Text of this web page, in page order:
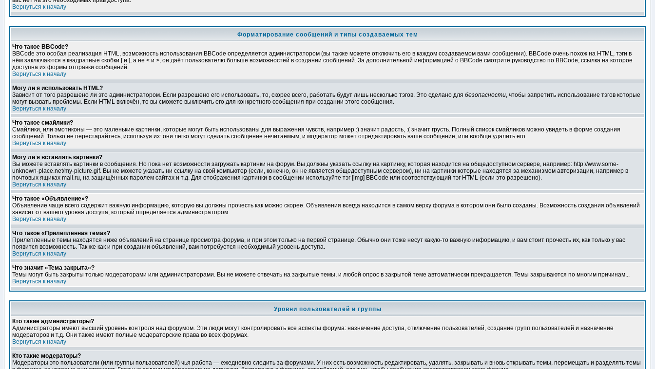
Вернуться к началу
Форматирование сообщений и типы создаваемых тем
Что такое BBCode?
BBCode это особая реализация HTML, возможность использования BBCode определяется администратором (вы также можете отключить его в каждом создаваемом вами сообщении). BBCode очень похож на HTML, тэги в
нём заключаются в квадратные скобки [ и ], а не < и >, он даёт пользователю больше возможностей в создании сообщений. За дополнительной информацией о BBCode смотрите руководство по BBCode, ссылка на которое
доступна из формы отправки сообщений.
Вернуться к началу
Могу ли я использовать HTML?
Зависит от того разрешено ли это администратором. Если разрешено его использовать, то, скорее всего, работать будут лишь несколько тэгов. Это сделано для безопасности, чтобы запретить использование тэгов которые
могут вызвать проблемы. Если HTML включён, то вы сможете выключить его для конкретного сообщения при создании этого сообщения.
Вернуться к началу
Что такое смайлики?
Смайлики, или эмотиконы — это маленькие картинки, которые могут быть использованы для выражения чувств, например :) значит радость, :( значит грусть. Полный список смайликов можно увидеть в форме создания
сообщений. Только не перестарайтесь, используя их: они легко могут сделать сообщение нечитаемым, и модератор может отредактировать ваше сообщение, или вообще удалить его.
Вернуться к началу
Могу ли я вставлять картинки?
Вы можете вставлять картинки в сообщения. Но пока нет возможности загружать картинки на форум. Вы должны указать ссылку на картинку, которая находится на общедоступном сервере, например: http://www.some-
unknown-place.net/my-picture.gif. Вы не можете указать ни ссылку на свой компьютер (если, конечно, он не является общедоступным сервером), ни на картинки которые находятся за механизмом авторизации, например в
почтовых ящиках mail.ru, на защищённых паролем сайтах и т.д. Для отображения картинки в сообщении используйте тэг [img] BBCode или соответствующий тэг HTML (если это разрешено).
Вернуться к началу
Что такое «Объявление»?
Объявление чаще всего содержит важную информацию, которую вы должны прочесть как можно скорее. Объявления всегда находится в самом верху форума в котором они было созданы. Возможность создания объявлений
зависит от вашего уровня доступа, который определяется администратором.
Вернуться к началу
Что такое «Прилепленная тема»?
Прилепленные темы находятся ниже объявлений на странице просмотра форума, и при этом только на первой странице. Обычно они тоже несут какую-то важную информацию, и вам стоит прочесть их, как только у вас
появится возможность. Так же как и при создании объявлений, вам потребуется необходимый уровень доступа.
Вернуться к началу
Что значит «Тема закрыта»?
Темы могут быть закрыты только модераторами или администраторами. Вы не можете отвечать на закрытые темы, и любой опрос в закрытой теме автоматически прекращается. Темы закрываются по многим причинам...
Вернуться к началу
Уровни пользователей и группы
Кто такие администраторы?
Администраторы имеют высший уровень контроля над форумом. Эти люди могут контролировать все аспекты форума: назначение доступа, отключение пользователей, создание групп пользователей и назначение
модераторов и т.д. Они также имеют полные модераторские права во всех форумах.
Вернуться к началу
Кто такие модераторы?
Модераторы это пользователи (или группы пользователей) чья работа — ежедневно следить за форумами. У них есть возможность редактировать, удалять, закрывать и вновь открывать темы, перемещать и разделять темы